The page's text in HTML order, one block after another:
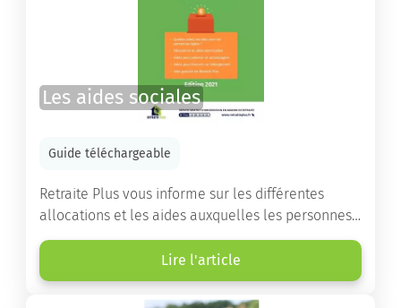
Les aides sociales
Guide téléchargeable
Retraite Plus vous informe sur les différentes
allocations et les aides auxquelles les personnes
âgées ont droit pour financer un séjour en maison
de retraite ou un maintien à domicile.
Lire l'article